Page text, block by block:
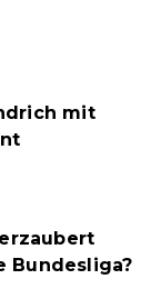
mit
Bundesliga?